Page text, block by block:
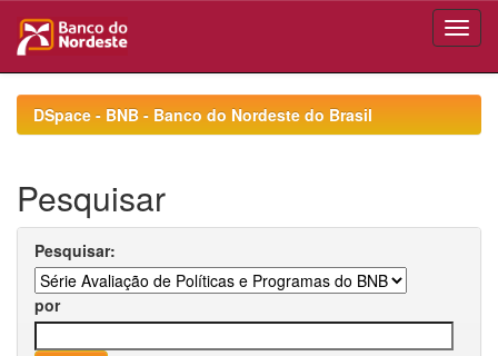
navigationDSpace - BNB - Banco do Nordeste do Brasil
Pesquisar
Pesquisar:
por